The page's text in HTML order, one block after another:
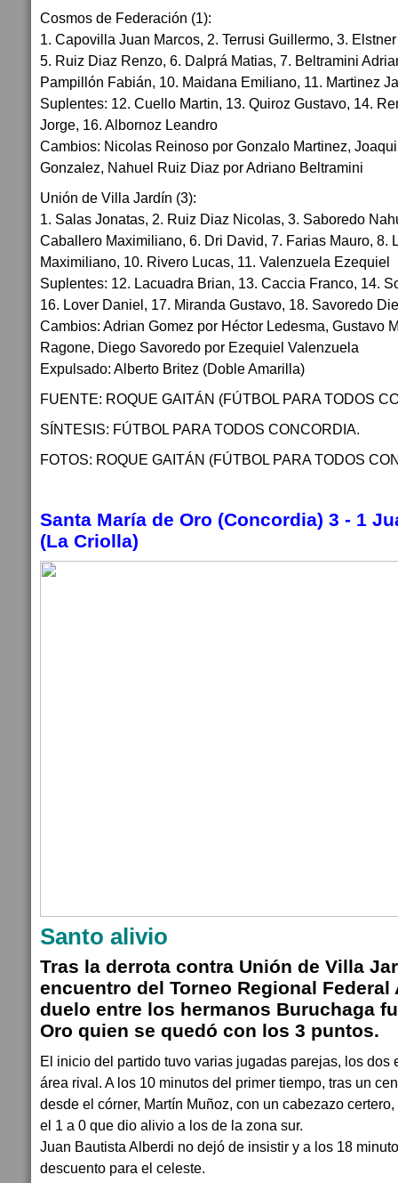
Cosmos de Federación (1):
1. Capovilla Juan Marcos, 2. Terrusi Guillermo, 3.
5. Ruiz Diaz Renzo, 6. Dalprá Matias, 7. Beltramini
Pampillón Fabián, 10. Maidana Emiliano, 11. Martinez
Suplentes: 12. Cuello Martin, 13. Quiroz Gustavo, 14.
Jorge, 16. Albornoz Leandro
Cambios: Nicolas Reinoso por Gonzalo Martinez,
Gonzalez, Nahuel Ruiz Diaz por Adriano Beltramini
Unión de Villa Jardín (3):
1. Salas Jonatas, 2. Ruiz Diaz Nicolas, 3. Saboredo
Caballero Maximiliano, 6. Dri David, 7. Farias Mauro, 8.
Maximiliano, 10. Rivero Lucas, 11. Valenzuela Ezequiel
Suplentes: 12. Lacuadra Brian, 13. Caccia Franco, 14.
16. Lover Daniel, 17. Miranda Gustavo, 18. Savoredo
Cambios: Adrian Gomez por Héctor Ledesma, Gustavo
Ragone, Diego Savoredo por Ezequiel Valenzuela
Expulsado: Alberto Britez (Doble Amarilla)
FUENTE: ROQUE GAITÁN (FÚTBOL PARA TODOS
SÍNTESIS: FÚTBOL PARA TODOS CONCORDIA.
FOTOS: ROQUE GAITÁN (FÚTBOL PARA TODOS
Santa María de Oro (Concordia) 3 - 1
(La Criolla)
Santo alivio
Tras la derrota contra Unión de Villa
encuentro del Torneo Regional Federal
duelo entre los hermanos Buruchaga
Oro quien se quedó con los 3 puntos.
El inicio del partido tuvo varias jugadas parejas, los dos
área rival. A los 10 minutos del primer tiempo, tras un
desde el córner, Martín Muñoz, con un cabezazo
el 1 a 0 que dio alivio a los de la zona sur.
Juan Bautista Alberdi no dejó de insistir y a los 18
descuento para el celeste.